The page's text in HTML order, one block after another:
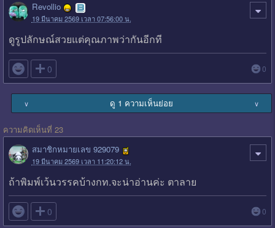
Revollio
19 มีนาคม 2569 เวลา 07:56:00 น.
ดูรูปลักษณ์สวยแต่คุณภาพว่ากันอีกที
 0 0
∨ ดู 1 ความเห็นย่อย ∨
ความคิดเห็นที่ 23
สมาชิกหมายเลข 929079
19 มีนาคม 2569 เวลา 11:20:12 น.
ถ้าพิมพ์เว้นวรรคบ้างกท.จะน่าอ่านค่ะ ตาลาย
 0 0